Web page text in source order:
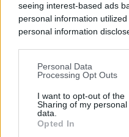
seeing interest-based ads
personal information
personal information
You may separately opt-out
disclosure of your personal
by third parties on the IAB’s
downstream participants.
Personal Data
Processing Opt Outs
I want to opt-out of the
Sharing of my personal
data.
Opted In
ISCRIZIONI SINO A FINE AGOSTO
Numeri in forte
Scuola Vela dello
Rimini